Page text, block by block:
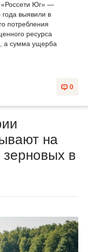
Юг» —
выявили в
потребления
ресурса
а сумма ущерба
0
на
в